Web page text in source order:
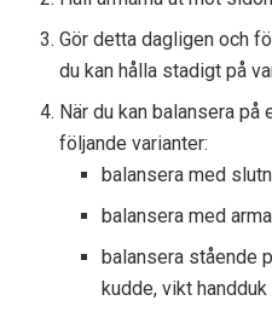
Gör detta dagligen och
du kan hålla stadigt på
När du kan balansera
följande varianter:
balansera med
balansera med
balansera stående
kudde, vikt